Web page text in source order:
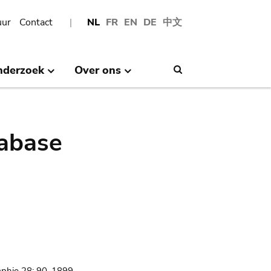
NL FR EN DE 中文
Contact
Over ons